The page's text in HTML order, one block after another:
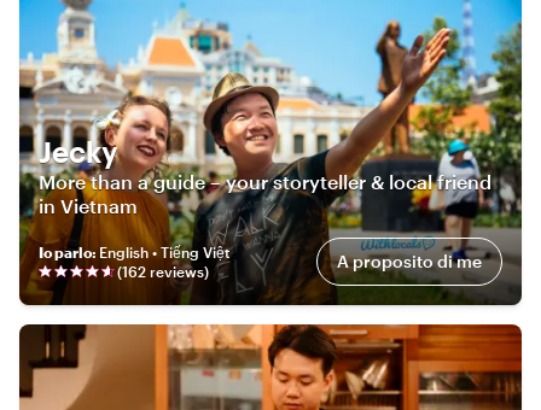
Jecky
More than a guide – your storyteller & local friend
in Vietnam
Io parlo: English • Tiếng Việt
(162 reviews) A proposito di me